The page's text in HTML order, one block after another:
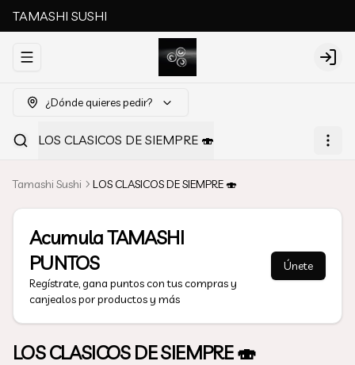
TAMASHI SUSHI
Abrir menu de navegación Login
¿Dónde quieres pedir?
LOS CLASICOS DE SIEMPRE 🍣
Tamashi Sushi LOS CLASICOS DE SIEMPRE 🍣
AcumulaTAMASHI
PUNTOS
Regístrate, gana puntos con tus compras y
canjealos por productos y más
Únete
LOS CLASICOS DE SIEMPRE 🍣